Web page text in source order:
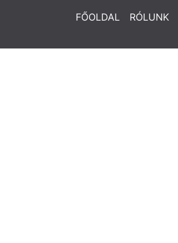
FŐOLDAL RÓLUNK